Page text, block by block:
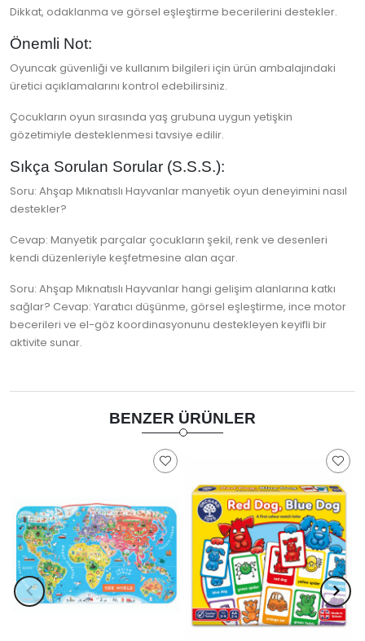
Dikkat, odaklanma ve görsel eşleştirme becerilerini destekler.
Önemli Not:
Oyuncak güvenliği ve kullanım bilgileri için ürün ambalajındaki
üretici açıklamalarını kontrol edebilirsiniz.
Çocukların oyun sırasında yaş grubuna uygun yetişkin
gözetimiyle desteklenmesi tavsiye edilir.
Sıkça Sorulan Sorular (S.S.S.):
Soru: Ahşap Mıknatıslı Hayvanlar manyetik oyun deneyimini nasıl
destekler?
Cevap: Manyetik parçalar çocukların şekil, renk ve desenleri
kendi düzenleriyle keşfetmesine alan açar.
Soru: Ahşap Mıknatıslı Hayvanlar hangi gelişim alanlarına katkı
sağlar? Cevap: Yaratıcı düşünme, görsel eşleştirme, ince motor
becerileri ve el-göz koordinasyonunu destekleyen keyifli bir
aktivite sunar.
BENZER ÜRÜNLER